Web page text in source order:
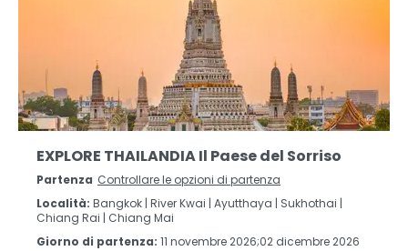
EXPLORE THAILANDIA Il Paese del Sorriso
Partenza Controllare le opzioni di partenza
Località: Bangkok | River Kwai | Ayutthaya | Sukhothai |
Chiang Rai | Chiang Mai
Giorno di partenza: 11 novembre 2026;02 dicembre 2026